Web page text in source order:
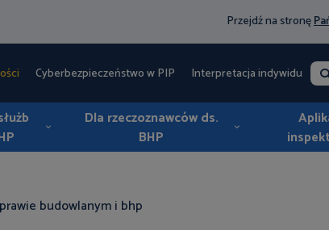
Przejdź na stronę
Cyberbezpieczeństwo w PIP Interpretacja indywidualna
Dla rzeczoznawców ds.
BHP
budowlanym i bhp